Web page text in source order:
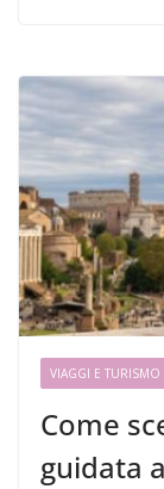
VIAGGI E TURISMO
Come
guidata